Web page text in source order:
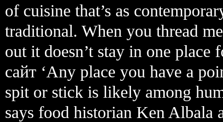
of cuisine that’s as
traditional. When you thread
out it doesn’t stay in one place
сайт ‘Any place you have a
spit or stick is likely among
says food historian Ken Albala